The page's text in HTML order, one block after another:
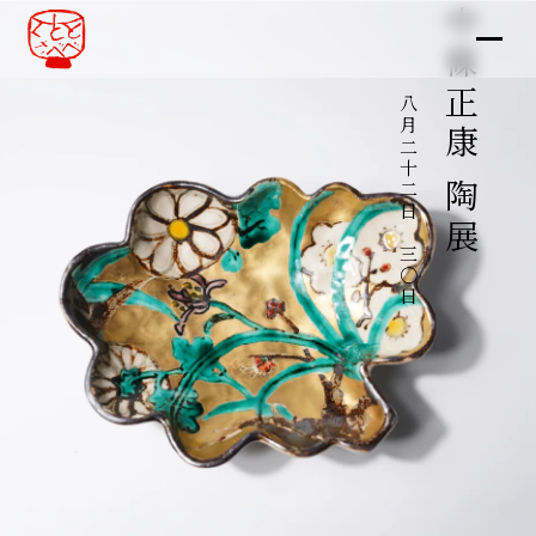
中條正康 陶展
八月二十二日～三〇日